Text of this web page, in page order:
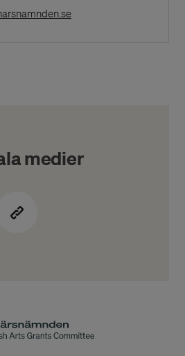
(Opens in a New
medier